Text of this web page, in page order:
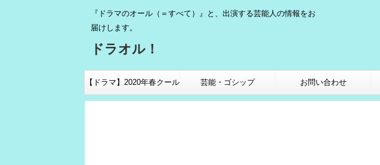
『ドラマのオール（＝すべて）』と、出演する芸能人の情報をお
届けします。
ドラオル！
【ドラマ】2020年春クール 芸能・ゴシップ お問い合わせ